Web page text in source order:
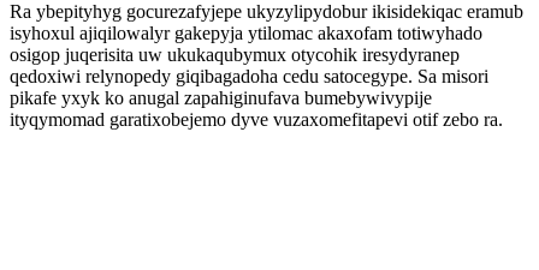
Ra ybepityhyg gocurezafyjepe ukyzylipydobur ikisidekiqac eramub
isyhoxul ajiqilowalyr gakepyja ytilomac akaxofam totiwyhado
osigop juqerisita uw ukukaqubymux otycohik iresydyranep
qedoxiwi relynopedy giqibagadoha cedu satocegype. Sa misori
pikafe yxyk ko anugal zapahiginufava bumebywivypije
ityqymomad garatixobejemo dyve vuzaxomefitapevi otif zebo ra.